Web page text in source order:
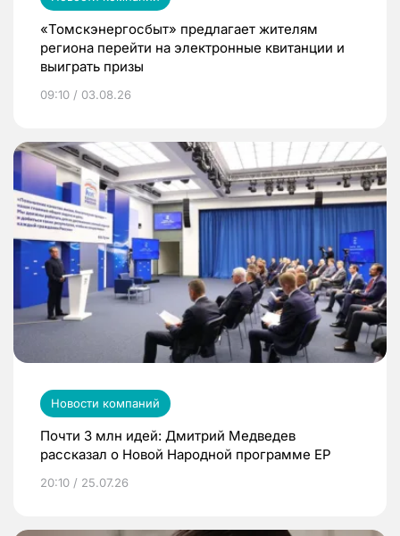
«Томскэнергосбыт» предлагает жителям
региона перейти на электронные квитанции и
выиграть призы
09:10 / 03.08.26
Новости компаний
Почти 3 млн идей: Дмитрий Медведев
рассказал о Новой Народной программе ЕР
20:10 / 25.07.26